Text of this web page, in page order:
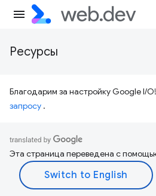
Ресурсы
Благодарим за настройку Google I/O!
запросу .
Эта страница переведена с